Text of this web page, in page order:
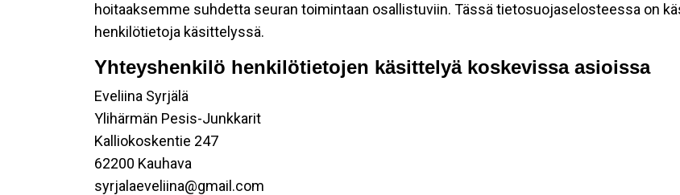
hoitaaksemme suhdetta seuran toimintaan osallistuviin. Tässä tietosuojaselosteessa on
henkilötietoja käsittelyssä.
Yhteyshenkilö henkilötietojen käsittelyä koskevissa asioissa
Eveliina Syrjälä
Ylihärmän Pesis-Junkkarit
Kalliokoskentie 247
62200 Kauhava
syrjalaeveliina@gmail.com